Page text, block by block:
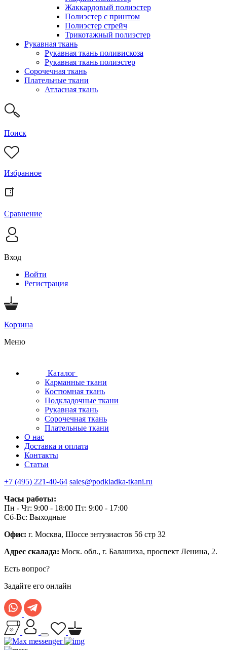
Жаккардовый полиэстер
Полиэстер с принтом
Полиэстер стрейч
Трикотажный полиэстер
Рукавная ткань
Рукавная ткань поливискоза
Рукавная ткань полиэстер
Сорочечная ткань
Плательные ткани
Атласная ткань
Поиск
Избранное
Сравнение
Вход
Войти
Регистрация
Корзина
Меню
Каталог
Карманные ткани
Костюмная ткань
Подкладочные ткани
Рукавная ткань
Сорочечная ткань
Плательные ткани
О нас
Доставка и оплата
Контакты
Статьи
+7 (495) 221-40-64 sales@podkladka-tkani.ru
Часы работы:
Пн - Чт: 9:00 - 18:00 Пт: 9:00 - 17:00
Сб-Вс: Выходные
Офис: г. Москва, Шоссе энтузиастов 56 стр 32
Адрес скалада: Моск. обл., г. Балашиха, проспект Ленина, 2.
Есть вопрос?
Задайте его онлайн